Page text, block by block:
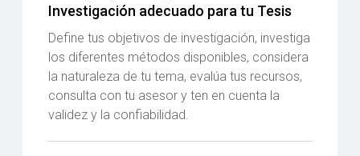
Investigación adecuado para tu Tesis
Define tus objetivos de investigación, investiga
los diferentes métodos disponibles, considera
la naturaleza de tu tema, evalúa tus recursos,
consulta con tu asesor y ten en cuenta la
validez y la confiabilidad.